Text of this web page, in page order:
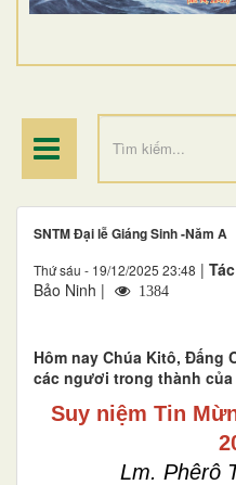
ĐIỂM HÀNH HƯƠNG
SNTM Đại lễ Giáng Sinh -Năm A
Thứ sáu - 19/12/2025 23:48 |
Bảo Ninh |
1384
Hôm nay Chúa Kitô, Ðấng
các ngươi trong thành của
Suy niệm Tin
Lm. Phêrô